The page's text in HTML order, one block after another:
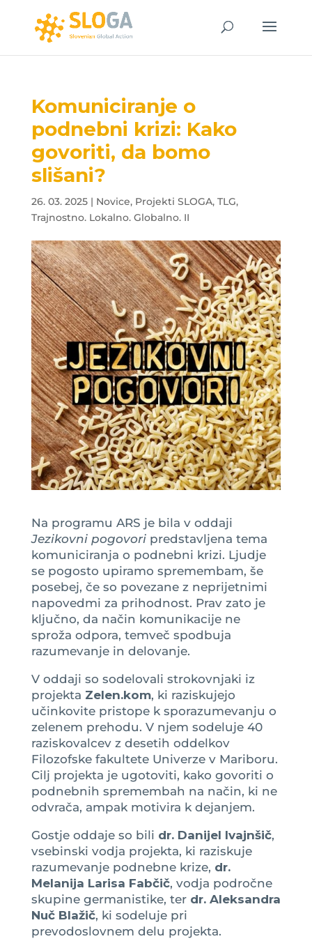
Komuniciranje o
podnebni krizi: Kako
govoriti, da bomo
slišani? ️
26. 03. 2025| Novice, Projekti SLOGA, TLG,
Trajnostno. Lokalno. Globalno. II
Na programu ARS je bila v oddaji
Jezikovni pogovoripredstavljena tema
komuniciranja o podnebni krizi. Ljudje
se pogosto upiramo spremembam, še
posebej, če so povezane z neprijetnimi
napovedmi za prihodnost. Prav zato je
ključno, da način komunikacije ne
sproža odpora, temveč spodbuja
razumevanje in delovanje.
V oddaji so sodelovali strokovnjaki iz
projekta Zelen.kom, ki raziskujejo
učinkovite pristope k sporazumevanju o
zelenem prehodu. V njem sodeluje 40
raziskovalcev z desetih oddelkov
Filozofske fakultete Univerze v Mariboru.
Cilj projekta je ugotoviti, kako govoriti o
podnebnih spremembah na način, ki ne
odvrača, ampak motivira k dejanjem.
Gostje oddaje so bili dr. Danijel Ivajnšič,
vsebinski vodja projekta, ki raziskuje
razumevanje podnebne krize, dr.
Melanija Larisa Fabčič, vodja področne
skupine germanistike, ter dr. Aleksandra
Nuč Blažič, ki sodeluje pri
prevodoslovnem delu projekta.